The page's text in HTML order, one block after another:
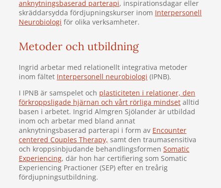
anknytningsbaserad parterapi, inspirationsdagar eller
skräddarsydda fördjupningskurser inom Interpersonell
Neurobiologi för olika verksamheter.
Metoder och utbildning
Ingrid arbetar med relationellt integrativa metoder
inom fältet Interpersonell neurobiologi (IPNB).
I IPNB är samspelet och plasticiteten i relationer, den
förkroppsligade hjärnan och vårt rörliga mindset alltid
basen i arbetet. Ingrid Almgren Sjölander är utbildad
inom och arbetar med bland annat
anknytningsbaserad parterapi i form av Encounter
centered Couples Therapy, samt den traumasensitiva
och kroppsinbjudande behandlingsformen Somatic
Experiencing, där hon har certifiering som Somatic
Experiencing Practioner (SEP) efter en treårig
fördjupningsutbildning.